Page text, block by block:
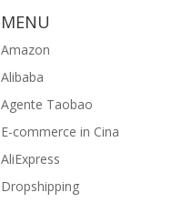
MENU
Amazon
Alibaba
Agente Taobao
E-commerce in Cina
AliExpress
Dropshipping